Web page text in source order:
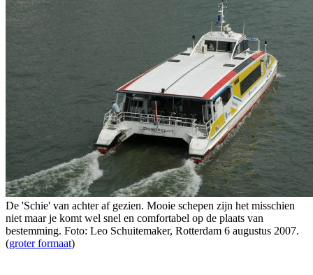
De 'Schie' van achter af gezien. Mooie schepen zijn het misschien
niet maar je komt wel snel en comfortabel op de plaats van
bestemming. Foto: Leo Schuitemaker, Rotterdam 6 augustus 2007.
(groter formaat)